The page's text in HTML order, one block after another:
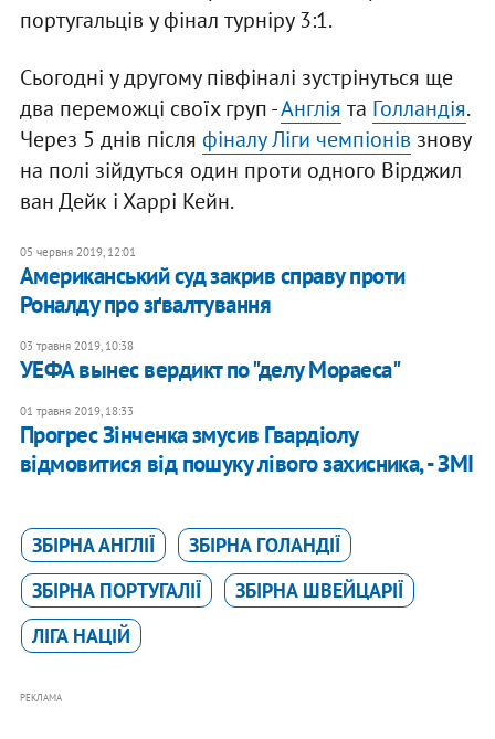
португальців у фінал турніру 3:1.
Сьогодні у другому півфіналі зустрінуться ще
два переможці своїх груп -Англія та Голландія.
Через 5 днів після фіналу Ліги чемпіонів знову
на полі зійдуться один проти одного Вірджил
ван Дейк і Харрі Кейн.
05 червня 2019, 12:01
Американський суд закрив справу проти
Роналду про зґвалтування
03 травня 2019, 10:38
УЕФА вынес вердикт по "делу Мораеса"
01 травня 2019, 18:33
Прогрес Зінченка змусив Гвардіолу
відмовитися від пошуку лівого захисника, - ЗМІ
ЗБІРНА АНГЛІЇ
ЗБІРНА ГОЛАНДІЇ
ЗБІРНА ПОРТУГАЛІЇ
ЗБІРНА ШВЕЙЦАРІЇ
ЛIГА НАЦIЙ
РЕКЛАМА